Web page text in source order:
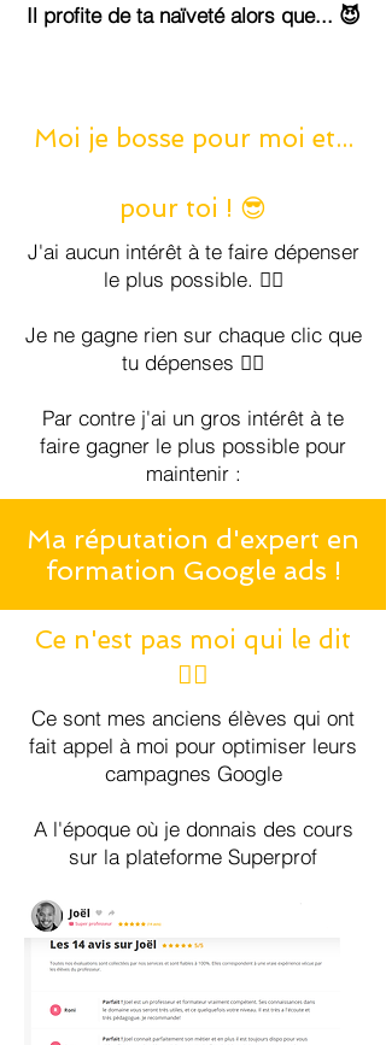
Il profite de ta naïveté alors que... 😈
Moi je bosse pour moi et...
pour toi ! 😎
J'ai aucun intérêt à te faire dépenser
le plus possible. 🤷‍♂️
Je ne gagne rien sur chaque clic que
tu dépenses 🤷‍♂️
Par contre j'ai un gros intérêt à te
faire gagner le plus possible pour
maintenir :
Ma réputation d'expert en
formation Google ads !
Ce n'est pas moi qui le dit
🤷‍♂️
Ce sont mes anciens élèves qui ont
fait appel à moi pour optimiser leurs
campagnes Google
A l'époque où je donnais des cours
sur la plateforme Superprof